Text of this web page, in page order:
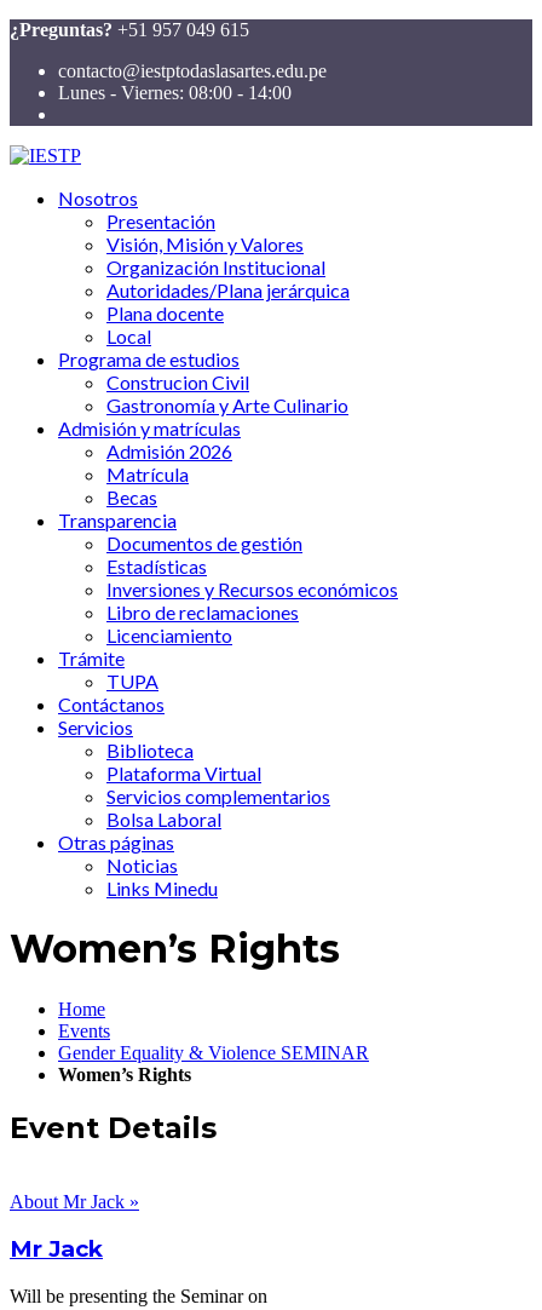
¿Preguntas? +51 957 049 615
contacto@iestptodaslasartes.edu.pe
Lunes - Viernes: 08:00 - 14:00
Nosotros
Presentación
Visión, Misión y Valores
Organización Institucional
Autoridades/Plana jerárquica
Plana docente
Local
Programa de estudios
Construcion Civil
Gastronomía y Arte Culinario
Admisión y matrículas
Admisión 2026
Matrícula
Becas
Transparencia
Documentos de gestión
Estadísticas
Inversiones y Recursos económicos
Libro de reclamaciones
Licenciamiento
Trámite
TUPA
Contáctanos
Servicios
Biblioteca
Plataforma Virtual
Servicios complementarios
Bolsa Laboral
Otras páginas
Noticias
Links Minedu
Women’s Rights
Home
Events
Gender Equality & Violence SEMINAR
Women’s Rights
Event Details
About Mr Jack »
Mr Jack
Will be presenting the Seminar on